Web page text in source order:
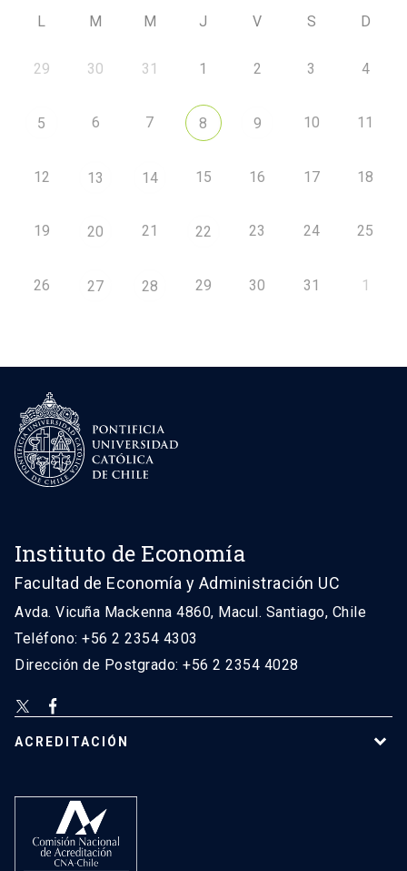
L M M J V S D
29 30 31 1 2 3 4
5 6 7 8 9 10 11
12 13 14 15 16 17 18
19 20 21 22 23 24 25
26 27 28 29 30 31 1
Instituto de Economía
Facultad de Economía y Administración UC
Avda. Vicuña Mackenna 4860, Macul. Santiago, Chile
Teléfono: +56 2 2354 4303
Dirección de Postgrado: +56 2 2354 4028
ACREDITACIÓN